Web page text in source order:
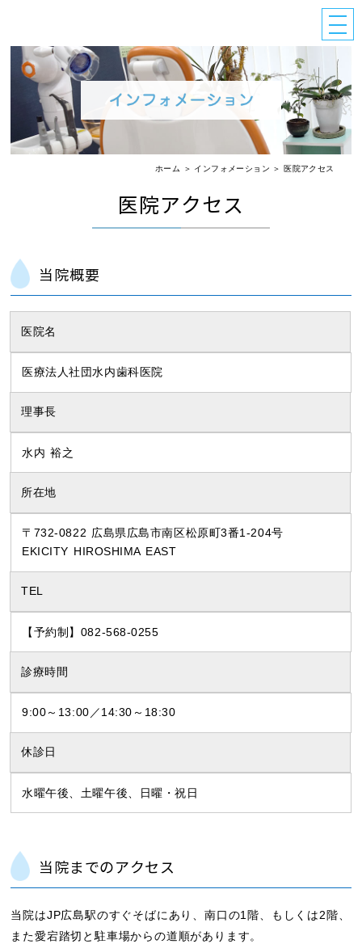
ホーム ＞ インフォメーション ＞ 医院アクセス
医院アクセス
当院概要
医院名
医療法人社団水内歯科医院
理事長
水内 裕之
所在地
〒732-0822 広島県広島市南区松原町3番1-204号
EKICITY HIROSHIMA EAST
TEL
【予約制】082-568-0255
診療時間
9:00～13:00／14:30～18:30
休診日
水曜午後、土曜午後、日曜・祝日
当院までのアクセス
当院はJP広島駅のすぐそばにあり、南口の1階、もしくは2階、
また愛宕踏切と駐車場からの道順があります。